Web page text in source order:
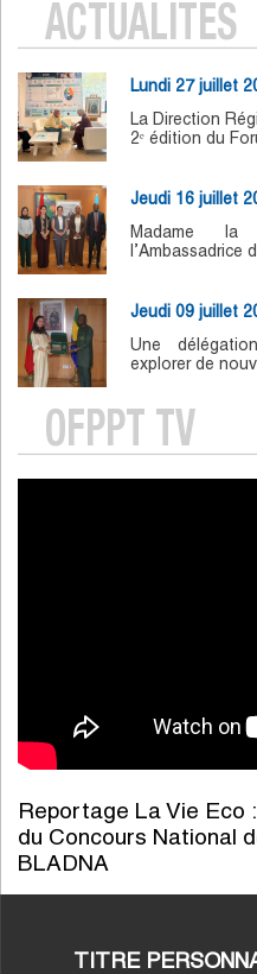
ACTUALITÉS
Lundi 27 juillet
La Direction
2ᵉ édition du
Jeudi 16 juillet
Madame la
Jeudi 09 juillet
Une
explorer de
OFPPT TV
Reportage La Vie Eco
du Concours National
BLADNA
TITRE